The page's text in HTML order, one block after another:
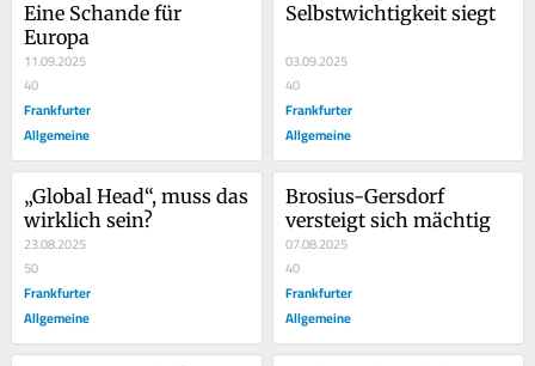
Eine Schande für
Europa
11.09.2025
40
Frankfurter
Allgemeine
Selbstwichtigkeit siegt
03.09.2025
40
Frankfurter
Allgemeine
„Global Head“, muss das
wirklich sein?
23.08.2025
50
Frankfurter
Allgemeine
Brosius-Gersdorf
versteigt sich mächtig
07.08.2025
40
Frankfurter
Allgemeine